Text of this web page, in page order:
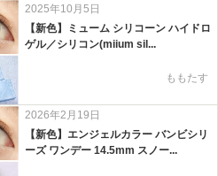
2025年10月5日
【新色】ミューム シリコーン ハイドロ
ゲル／シリコン(miium sil...
ももたす
2026年2月19日
【新色】エンジェルカラー バンビシリ
ーズ ワンデー 14.5mm スノー...